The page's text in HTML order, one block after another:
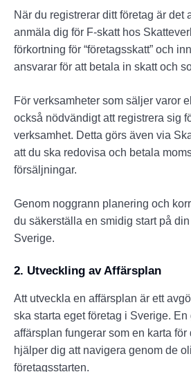
När du registrerar ditt företag är det
anmäla dig för F-skatt hos
förkortning för “företagsskatt” och
ansvarar för att betala in skatt och
För verksamheter som säljer varor
också nödvändigt att registrera sig
verksamhet. Detta görs även via
att du ska redovisa och betala
försäljningar.
Genom noggrann planering och
du säkerställa en smidig start på
Sverige.
2. Utveckling av Affärsplan
Att utveckla en affärsplan är ett
ska starta eget företag i Sverige. En
affärsplan fungerar som en karta
hjälper dig att navigera genom de
företagsstarten.